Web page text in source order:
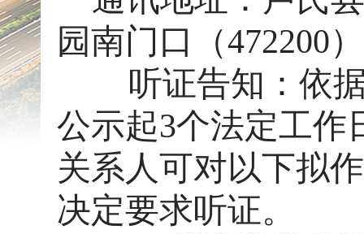
园南门口（472200）
听证告知：依据
公示起3个法定工作
关系人可对以下拟
决定要求听证。